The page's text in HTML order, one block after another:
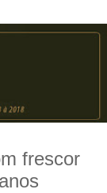
frescor